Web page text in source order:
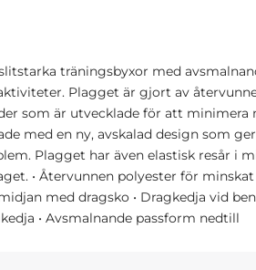
träningsbyxor med
Plagget är gjort av
som är utvecklade för att
med en ny, avskalad design som
Plagget har även elastisk resår i
• Återvunnen polyester för
med dragsko • Dragkedja vid
• Avsmalnande passform nedtill